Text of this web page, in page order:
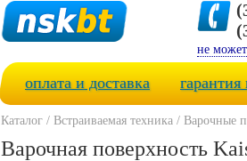
не
оплата и доставка гарантия
Каталог / Встраиваемая техника / Варочные
Варочная поверхность